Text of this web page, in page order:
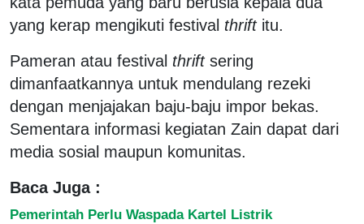
yang kerap mengikuti festival thriftitu.
Pameran atau festival thriftsering
dimanfaatkannya untuk mendulang rezeki
dengan menjajakan baju-baju impor bekas.
Sementara informasi kegiatan Zain dapat dari
media sosial maupun komunitas.
Baca Juga :
Pemerintah Perlu Waspada Kartel Listrik